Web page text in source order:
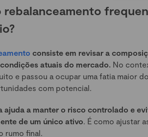
rebalanceamento
consiste em revisar a
atuais do mercado. No
e passou a ocupar uma fatia maior
com potencial.
ajuda a manter o risco controlado e
de um único ativo. É como ajustar
rumo final.